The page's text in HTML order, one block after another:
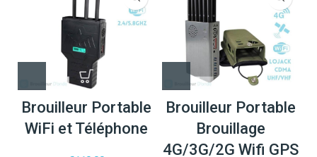
Brouilleur Portable
WiFi et Téléphone
Brouilleur Portable
Brouillage
4G/3G/2G Wifi GPS